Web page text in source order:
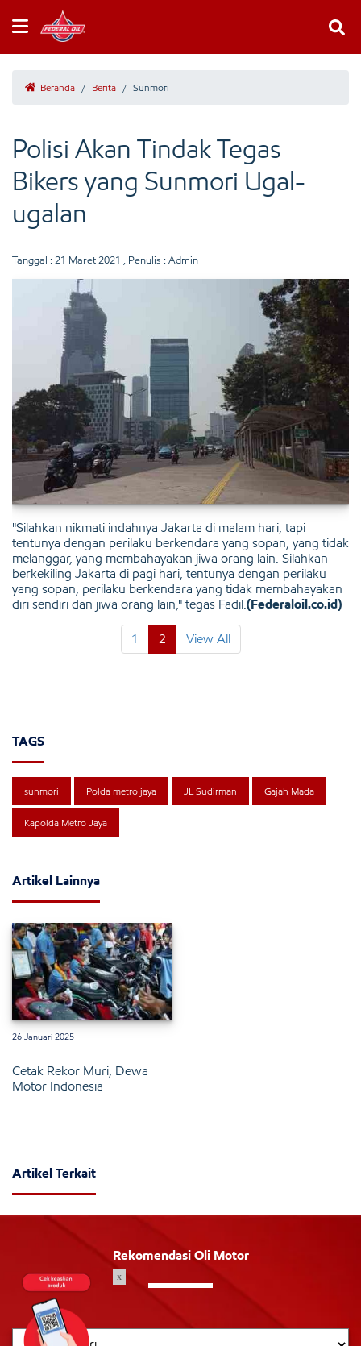
Beranda / Berita / Sunmori
Polisi Akan Tindak Tegas
Bikers yang Sunmori Ugal-
ugalan
Tanggal : 21 Maret 2021 , Penulis : Admin
"Silahkan nikmati indahnya Jakarta di malam hari, tapi
tentunya dengan perilaku berkendara yang sopan, yang tidak
melanggar, yang membahayakan jiwa orang lain. Silahkan
berkekiling Jakarta di pagi hari, tentunya dengan perilaku
yang sopan, perilaku berkendara yang tidak membahayakan
diri sendiri dan jiwa orang lain," tegas Fadil. (Federaloil.co.id)
1 2 View All
TAGS
sunmori Polda metro jaya JL Sudirman Gajah Mada
Kapolda Metro Jaya
Artikel Lainnya
26 Januari 2025
Cetak Rekor Muri, Dewa
Motor Indonesia
Artikel Terkait
Rekomendasi Oli Motor
x